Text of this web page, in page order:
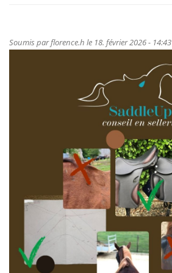
Soumis parflorence.h le 18. février 2026 - 14:43